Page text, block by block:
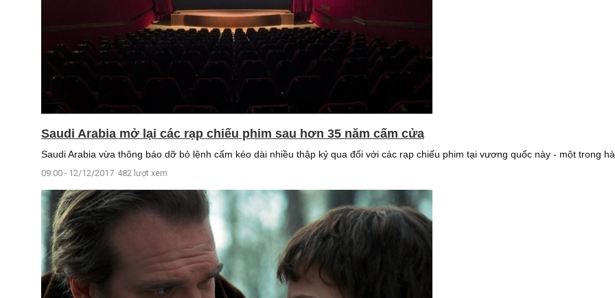
Saudi Arabia mở lại các rạp chiếu phim sau hơn 35 năm cấm cửa
Saudi Arabia vừa thông báo dỡ bỏ lệnh cấm kéo dài nhiều thập kỷ qua đối với các rạp chiếu phim tại vương quốc này - một trong
09:00 - 12/12/2017 482 lượt xem